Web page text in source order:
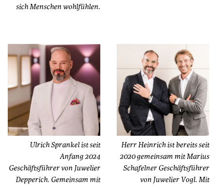
sich Menschen wohlfühlen.
Ulrich Sprankel ist seit
Anfang 2024
Geschäftsführer von Juwelier
Depperich. Gemeinsam mit
Herr Heinrich ist bereits seit
2020 gemeinsam mit Marius
Schafelner Geschäftsführer
von Juwelier Vogl. Mit